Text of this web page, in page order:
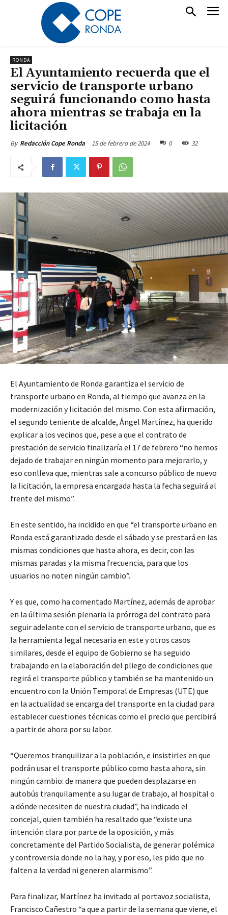
RONDA
El Ayuntamiento recuerda que el
servicio de transporte urbano
seguirá funcionando como hasta
ahora mientras se trabaja en la
licitación
By Redacción Cope Ronda 15 de febrero de 2024 0 32
El Ayuntamiento de Ronda garantiza el servicio de
transporte urbano en Ronda, al tiempo que avanza en la
modernización y licitación del mismo. Con esta afirmación,
el segundo teniente de alcalde, Ángel Martínez, ha querido
explicar a los vecinos que, pese a que el contrato de
prestación de servicio finalizaría el 17 de febrero “no hemos
dejado de trabajar en ningún momento para mejorarlo, y
eso conlleva que, mientras sale a concurso público de nuevo
la licitación, la empresa encargada hasta la fecha seguirá al
frente del mismo”.
En este sentido, ha incidido en que “el transporte urbano en
Ronda está garantizado desde el sábado y se prestará en las
mismas condiciones que hasta ahora, es decir, con las
mismas paradas y la misma frecuencia, para que los
usuarios no noten ningún cambio”.
Y es que, como ha comentado Martínez, además de aprobar
en la última sesión plenaria la prórroga del contrato para
seguir adelante con el servicio de transporte urbano, que es
la herramienta legal necesaria en este y otros casos
similares, desde el equipo de Gobierno se ha seguido
trabajando en la elaboración del pliego de condiciones que
regirá el transporte público y también se ha mantenido un
encuentro con la Unión Temporal de Empresas (UTE) que
en la actualidad se encarga del transporte en la ciudad para
establecer cuestiones técnicas como el precio que percibirá
a partir de ahora por su labor.
“Queremos tranquilizar a la población, e insistirles en que
podrán usar el transporte público como hasta ahora, sin
ningún cambio: de manera que pueden desplazarse en
autobús tranquilamente a su lugar de trabajo, al hospital o
a dónde necesiten de nuestra ciudad”, ha indicado el
concejal, quien también ha resaltado que “existe una
intención clara por parte de la oposición, y más
concretamente del Partido Socialista, de generar polémica
y controversia donde no la hay, y por eso, les pido que no
falten a la verdad ni generen alarmismo”.
Para finalizar, Martínez ha invitado al portavoz socialista,
Francisco Cañestro “a que a partir de la semana que viene, el